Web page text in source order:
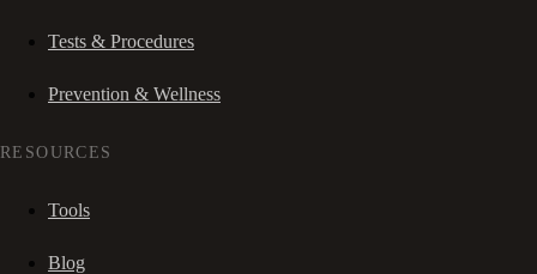
Tests & Procedures
Prevention & Wellness
RESOURCES
Tools
Blog